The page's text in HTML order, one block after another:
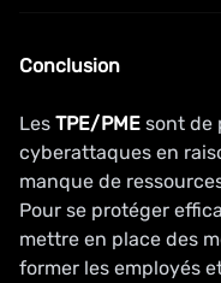
Conclusion
Les TPE/PME sont de
cyberattaques en
manque de
Pour se protéger
mettre en place des
former les employés